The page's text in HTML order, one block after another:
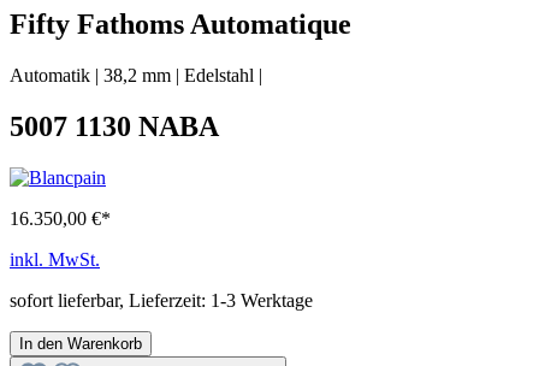
Fifty Fathoms Automatique
Automatik | 38,2 mm | Edelstahl |
5007 1130 NABA
16.350,00 €*
inkl. MwSt.
sofort lieferbar, Lieferzeit: 1-3 Werktage
In den Warenkorb